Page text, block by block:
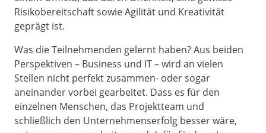
Risikobereitschaft sowie Agilität und Kreativität
geprägt ist.
Was die Teilnehmenden gelernt haben? Aus beiden
Perspektiven – Business und IT – wird an vielen
Stellen nicht perfekt zusammen- oder sogar
aneinander vorbei gearbeitet. Dass es für den
einzelnen Menschen, das Projektteam und
schließlich den Unternehmenserfolg besser wäre,